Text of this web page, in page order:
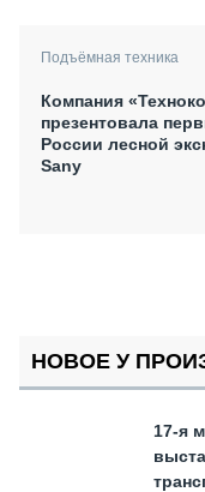
Подъёмная техника
Компания
презентовала
России лесной
Sany
НОВОЕ У
17-я